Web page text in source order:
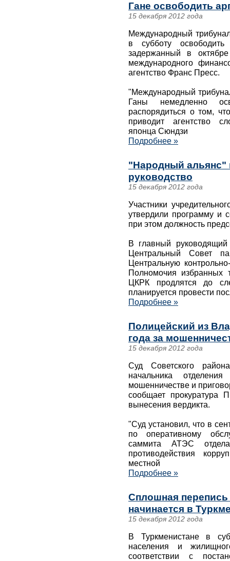
Гане освободить
15 декабря 2012 года
Международный
в субботу освободить
задержанный в
международного
агентство Франс Пресс.
"Международный
Ганы немедленно
распорядиться о том,
приводит агентство
японца Сюндзи
Подробнее »
"Народный альянс"
руководство
15 декабря 2012 года
Участники
утвердили программу и
при этом должность
В главный
Центральный Совет
Центральную
Полномочия
ЦКРК продлятся до
планируется провести
Подробнее »
Полицейский из
года за
15 декабря 2012 года
Суд Советского
начальника
мошенничестве и
сообщает прокуратура
вынесения вердикта.
"Суд установил, что в
по оперативному
саммита АТЭС отдела
противодействия
местной
Подробнее »
Сплошная
начинается в
15 декабря 2012 года
В Туркменистане в
населения и
соответствии с